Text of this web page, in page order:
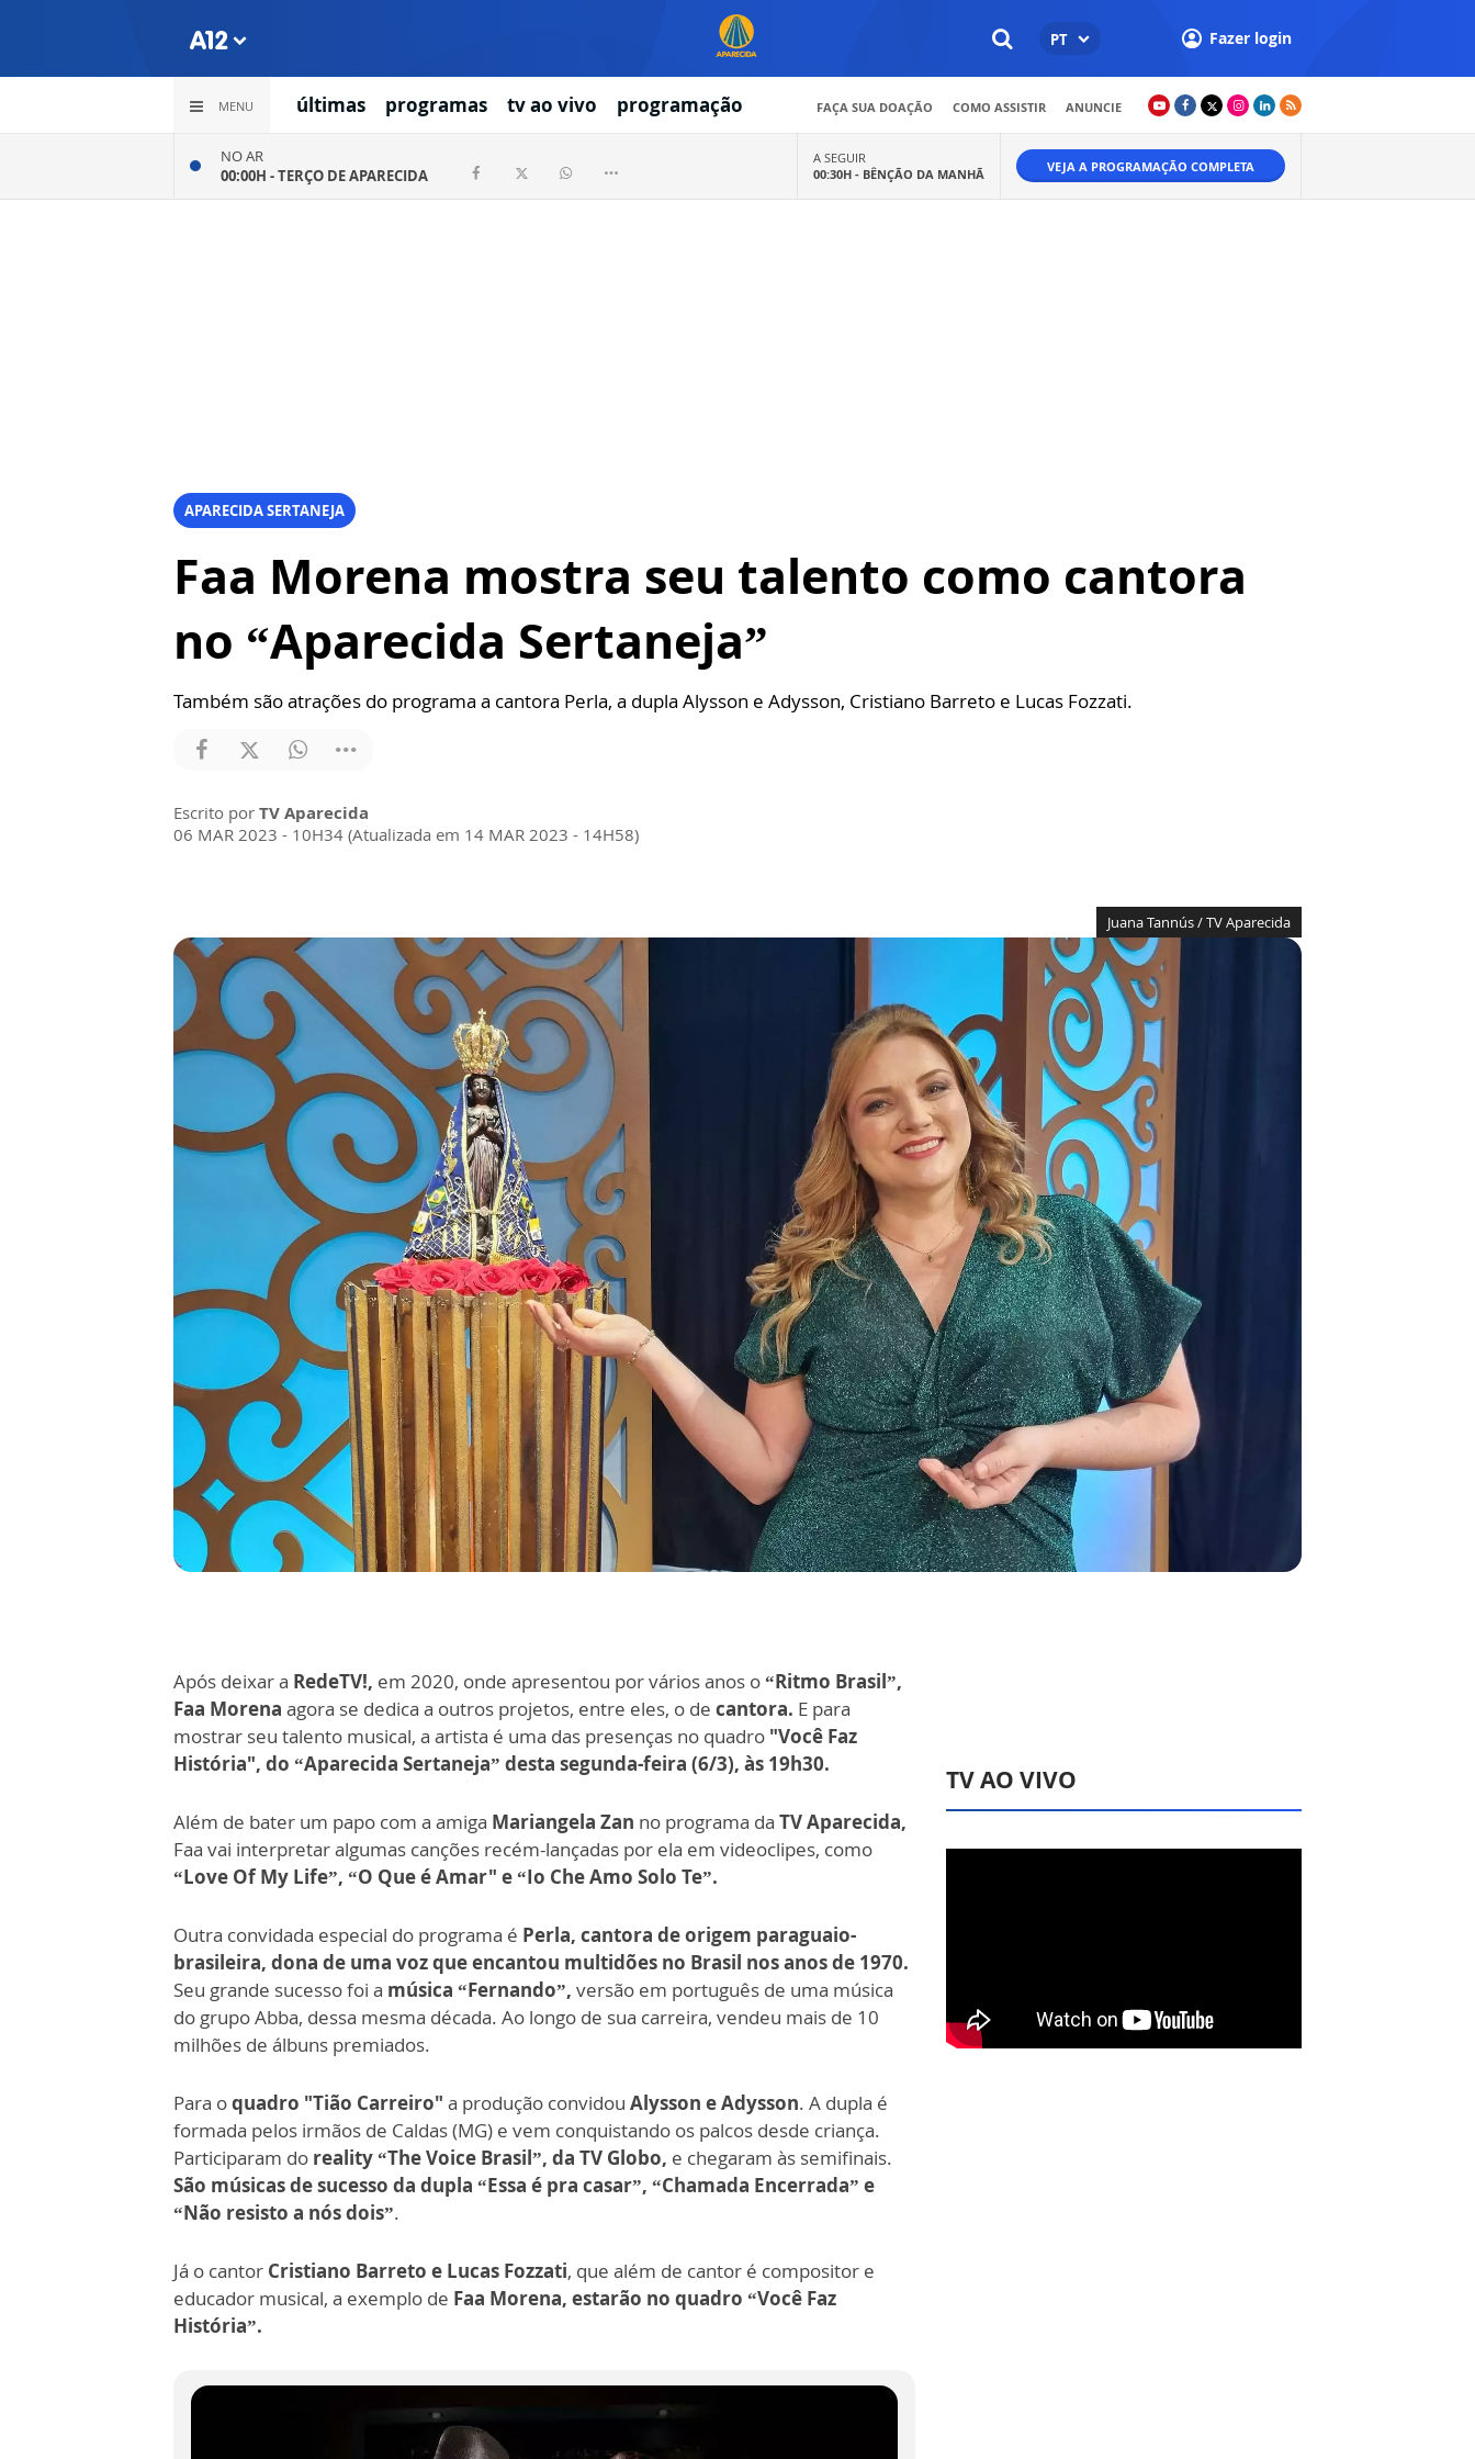
PT Fazer login
MENU últimas programas tv ao vivo programação FAÇA SUA DOAÇÃO COMO ASSISTIR ANUNCIE
NO AR
00:00H -TERÇO DE APARECIDA
A SEGUIR
00:30H - BÊNÇÃO DA MANHÃ VEJA A PROGRAMAÇÃO COMPLETA
APARECIDA SERTANEJA
Faa Morena mostra seu talento como cantora
no “Aparecida Sertaneja”
Também são atrações do programa a cantora Perla, a dupla Alysson e Adysson, Cristiano Barreto e Lucas Fozzati.
Escrito por TV Aparecida
06 MAR 2023 - 10H34 (Atualizada em 14 MAR 2023 - 14H58)
Juana Tannús / TV Aparecida
Após deixar a RedeTV!, em 2020, onde apresentou por vários anos o“Ritmo Brasil”,
Faa Morena agora se dedica a outros projetos, entre eles, o de cantora. E para
mostrar seu talento musical, a artista é uma das presenças no quadro "Você Faz
História", do “Aparecida Sertaneja” desta segunda-feira (6/3), às 19h30.
Além de bater um papo com a amiga Mariangela Zan no programa da TV Aparecida,
Faa vai interpretar algumas canções recém-lançadas por ela em videoclipes, como
“Love Of My Life”, “O Que é Amar" e “Io Che Amo Solo Te”.
Outra convidada especial do programa é Perla, cantora de origem paraguaio-
brasileira, dona de uma voz que encantou multidões no Brasil nos anos de 1970.
Seu grande sucesso foi a música “Fernando”, versão em português de uma música
do grupo Abba, dessa mesma década. Ao longo de sua carreira, vendeu mais de 10
milhões de álbuns premiados.
Para oquadro "Tião Carreiro" a produção convidou Alysson e Adysson. A dupla é
formada pelos irmãos de Caldas (MG) e vem conquistando os palcos desde criança.
Participaram do reality “The Voice Brasil”, da TV Globo, e chegaram às semifinais.
São músicas de sucesso da dupla “Essa é pra casar”, “Chamada Encerrada” e
“Não resisto a nós dois”.
Já o cantor Cristiano Barreto e Lucas Fozzati, que além de cantor é compositor e
educador musical, a exemplo de Faa Morena, estarão no quadro “Você Faz
História”.
TV AO VIVO